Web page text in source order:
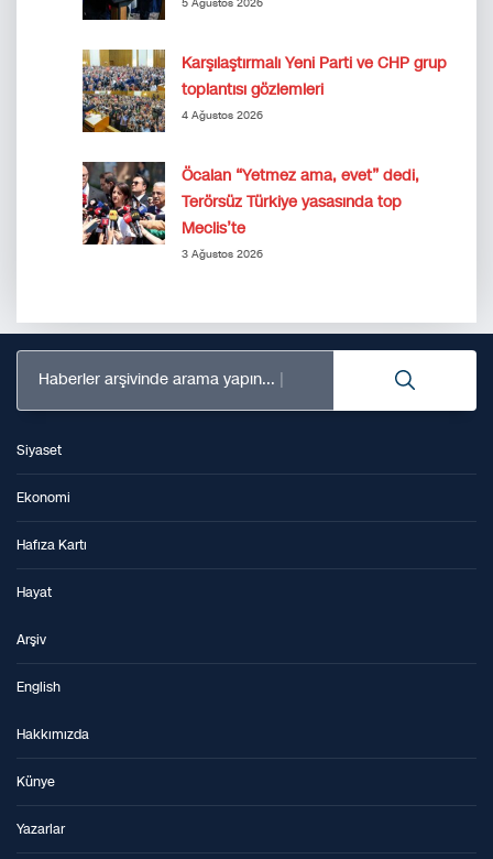
5 Ağustos 2026
Karşılaştırmalı Yeni Parti ve CHP grup
toplantısı gözlemleri
4 Ağustos 2026
Öcalan “Yetmez ama, evet” dedi,
Terörsüz Türkiye yasasında top
Meclis’te
3 Ağustos 2026
Haberler arşivinde arama yapın...
Siyaset
Ekonomi
Hafıza Kartı
Hayat
Arşiv
English
Hakkımızda
Künye
Yazarlar